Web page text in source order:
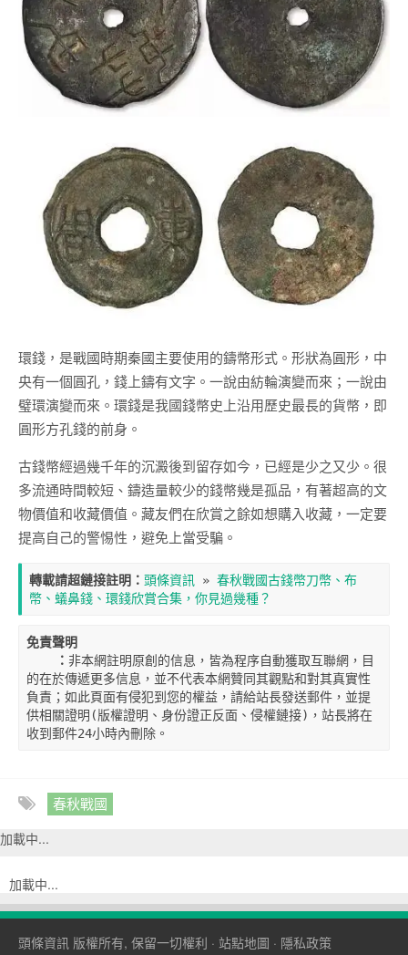
環錢，是戰國時期秦國主要使用的鑄幣形式。形狀為圓形，中
央有一個圓孔，錢上鑄有文字。一說由紡輪演變而來；一說由
璧環演變而來。環錢是我國錢幣史上沿用歷史最長的貨幣，即
圓形方孔錢的前身。
古錢幣經過幾千年的沉澱後到留存如今，已經是少之又少。很
多流通時間較短、鑄造量較少的錢幣幾是孤品，有著超高的文
物價值和收藏價值。藏友們在欣賞之餘如想購入收藏，一定要
提高自己的警惕性，避免上當受騙。
轉載請超鏈接註明： 頭條資訊 » 春秋戰國古錢幣刀幣、布
幣、蟻鼻錢、環錢欣賞合集，你見過幾種？
免責聲明
    ：
非本網註明原創的信息，皆為程序自動獲取互聯網，目
的在於傳遞更多信息，並不代表本網贊同其觀點和對其真實性
負責；如此頁面有侵犯到您的權益，請給站長發送郵件，並提
供相關證明(版權證明、身份證正反面、侵權鏈接)，站長將在
收到郵件24小時內刪除。
春秋戰國
加載中...
加載中...
頭條資訊 版權所有, 保留一切權利 · 站點地圖 · 隱私政策